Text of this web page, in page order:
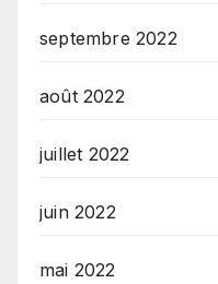
septembre 2022
août 2022
juillet 2022
juin 2022
mai 2022